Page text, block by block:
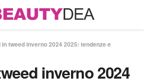
in tweed inverno 2024 2025: tendenze e
inverno 2024